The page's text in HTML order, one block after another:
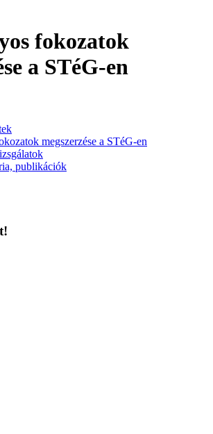
fokozatok
a STéG-en
megszerzése a STéG-en
publikációk